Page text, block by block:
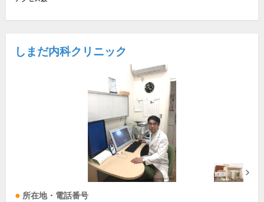
しまだ内科クリニック
所在地・電話番号